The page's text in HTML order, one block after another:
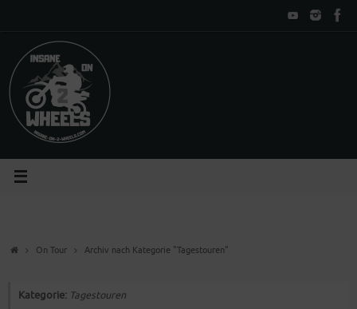
StartOn Tour Archiv nach Kategorie "Tagestouren"
Kategorie: Tagestouren